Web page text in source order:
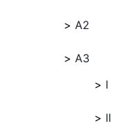
A2
A3
I
II